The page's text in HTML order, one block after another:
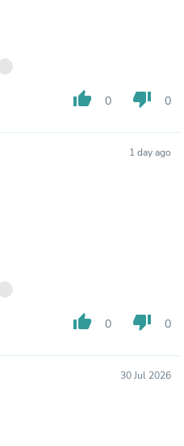
thumb_up 0 thumb_down 0
1 day ago
thumb_up 0 thumb_down 0
30 Jul 2026